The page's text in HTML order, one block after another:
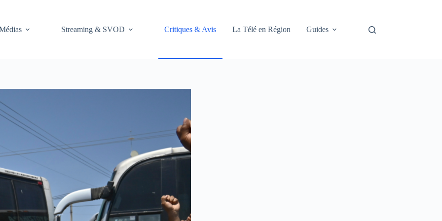
Streaming & SVOD Critiques & Avis La Télé en Région Guides